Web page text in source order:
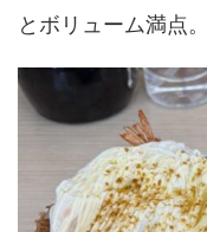
とボリューム満点。